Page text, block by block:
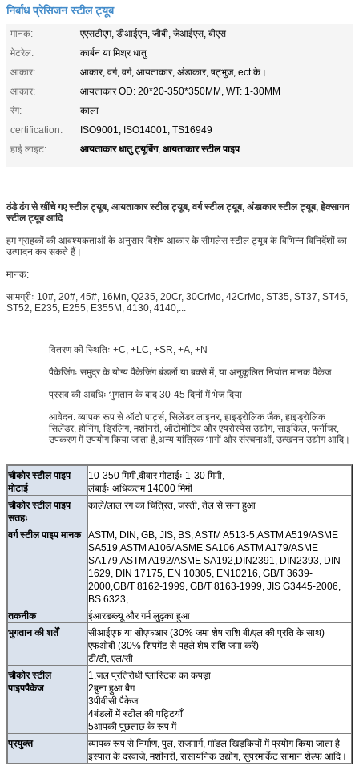
निर्बाध प्रेसिजन स्टील ट्यूब
मानक:
एएसटीएम, डीआईएन, जीबी, जेआईएस, बीएस
मेटरेल:
कार्बन या मिश्र धातु
आकार:
आकार, वर्ग, वर्ग, आयताकार, अंडाकार, षट्भुज, ect के।
आकार:
आयताकार OD: 20*20-350*350MM, WT: 1-30MM
रंग:
काला
certification:
ISO9001, ISO14001, TS16949
हाई लाइट:
आयताकार धातु ट्यूबिंग, आयताकार स्टील पाइप
ठंडे ढंग से खींचे गए स्टील ट्यूब, आयताकार स्टील ट्यूब, वर्ग स्टील ट्यूब, अंडाकार स्टील ट्यूब, हेक्सागन
स्टील ट्यूब आदि
हम ग्राहकों की आवश्यकताओं के अनुसार विशेष आकार के सीमलेस स्टील ट्यूब के विभिन्न विनिर्देशों का
उत्पादन कर सकते हैं।
मानक:
सामग्रीः 10#, 20#, 45#, 16Mn, Q235, 20Cr, 30CrMo, 42CrMo, ST35, ST37, ST45,
ST52, E235, E255, E355M, 4130, 4140,...
वितरण की स्थितिः +C, +LC, +SR, +A, +N
पैकेजिंगः समुद्र के योग्य पैकेजिंग बंडलों या बक्से में, या अनुकूलित निर्यात मानक पैकेज
प्रसव की अवधिः भुगतान के बाद 30-45 दिनों में भेज दिया
आवेदन: व्यापक रूप से ऑटो पार्ट्स, सिलेंडर लाइनर, हाइड्रोलिक जैक, हाइड्रोलिक
सिलेंडर, होनिंग, ड्रिलिंग, मशीनरी, ऑटोमोटिव और एयरोस्पेस उद्योग, साइकिल, फर्नीचर,
उपकरण में उपयोग किया जाता है,अन्य यांत्रिक भागों और संरचनाओं, उत्खनन उद्योग आदि।
चौकोर स्टील पाइप
मोटाई
10-350 मिमी,दीवार मोटाईः 1-30 मिमी,
लंबाईः अधिकतम 14000 मिमी
चौकोर स्टील पाइप
सतहः
काले/लाल रंग का चित्रित, जस्ती, तेल से सना हुआ
वर्ग स्टील पाइप मानक
ASTM, DIN, GB, JIS, BS, ASTM A513-5,ASTM A519/ASME
SA519,ASTM A106/ ASME SA106,ASTM A179/ASME
SA179,ASTM A192/ASME SA192,DIN2391, DIN2393, DIN
1629, DIN 17175, EN 10305, EN10216, GB/T 3639-
2000,GB/T 8162-1999, GB/T 8163-1999, JIS G3445-2006,
BS 6323,...
तकनीक
ईआरडब्ल्यू और गर्म लुढ़का हुआ
भुगतान की शर्तें
सीआईएफ या सीएफआर (30% जमा शेष राशि बी/एल की प्रति के साथ)
एफओबी (30% शिपमेंट से पहले शेष राशि जमा करें)
टी/टी, एल/सी
चौकोर स्टील
पाइपपैकेज
1.जल प्रतिरोधी प्लास्टिक का कपड़ा
2बुना हुआ बैग
3पीवीसी पैकेज
4बंडलों में स्टील की पट्टियाँ
5आपकी पूछताछ के रूप में
प्रयुक्त
व्यापक रूप से निर्माण, पुल, राजमार्ग, मॉडल खिड़कियों में प्रयोग किया जाता है
इस्पात के दरवाजे, मशीनरी, रासायनिक उद्योग, सुपरमार्केट सामान शेल्फ आदि।